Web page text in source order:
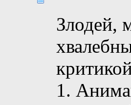
Злодей,
1.